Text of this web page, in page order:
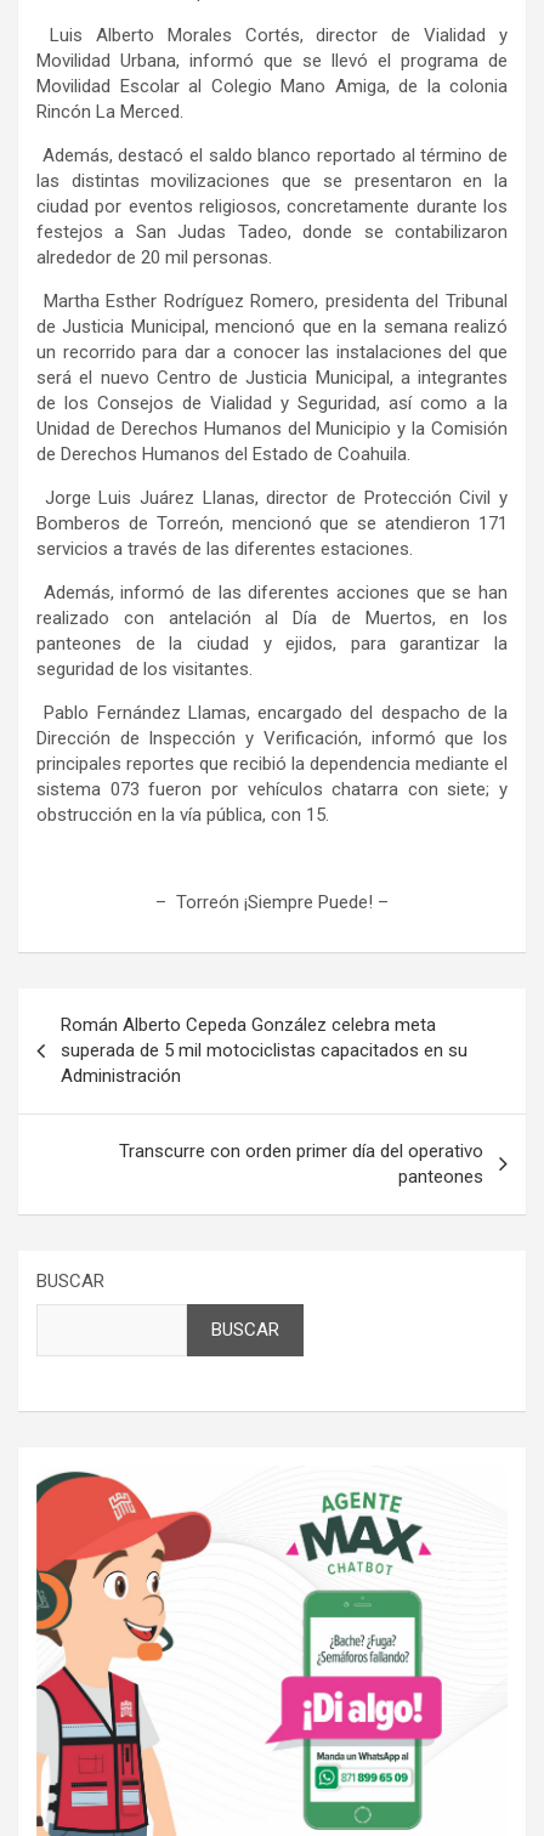
Luis Alberto Morales Cortés, director de Vialidad y
Movilidad Urbana, informó que se llevó el programa de
Movilidad Escolar al Colegio Mano Amiga, de la colonia
Rincón La Merced.
Además, destacó el saldo blanco reportado al término de
las distintas movilizaciones que se presentaron en la
ciudad por eventos religiosos, concretamente durante los
festejos a San Judas Tadeo, donde se contabilizaron
alrededor de 20 mil personas.
Martha Esther Rodríguez Romero, presidenta del Tribunal
de Justicia Municipal, mencionó que en la semana realizó
un recorrido para dar a conocer las instalaciones del que
será el nuevo Centro de Justicia Municipal, a integrantes
de los Consejos de Vialidad y Seguridad, así como a la
Unidad de Derechos Humanos del Municipio y la Comisión
de Derechos Humanos del Estado de Coahuila.
Jorge Luis Juárez Llanas, director de Protección Civil y
Bomberos de Torreón, mencionó que se atendieron 171
servicios a través de las diferentes estaciones.
Además, informó de las diferentes acciones que se han
realizado con antelación al Día de Muertos, en los
panteones de la ciudad y ejidos, para garantizar la
seguridad de los visitantes.
Pablo Fernández Llamas, encargado del despacho de la
Dirección de Inspección y Verificación, informó que los
principales reportes que recibió la dependencia mediante el
sistema 073 fueron por vehículos chatarra con siete; y
obstrucción en la vía pública, con 15.
– Torreón ¡Siempre Puede! –
de
entradas
Román Alberto Cepeda González celebra meta
superada de 5 mil motociclistas capacitados en su
Administración
Transcurre con orden primer día del operativo
panteones
BUSCAR
BUSCAR